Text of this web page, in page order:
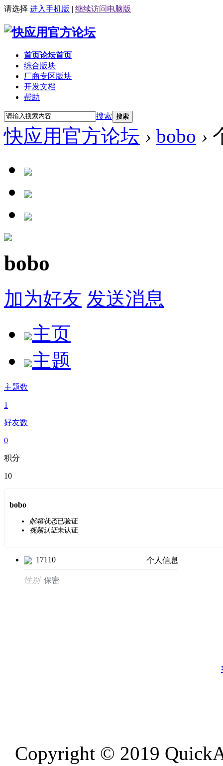
请选择 进入手机版 | 继续访问电脑版
首页论坛首页
综合版块
厂商专区版块
开发文档
帮助
搜索 搜索
快应用官方论坛 › bobo ›
bobo
加为好友 发送消息
主页
主题
主题数
1
好友数
0
积分
10
bobo
邮箱状态已验证
视频认证未认证
17110 个人信息
性别 保密
Copyright © 2019